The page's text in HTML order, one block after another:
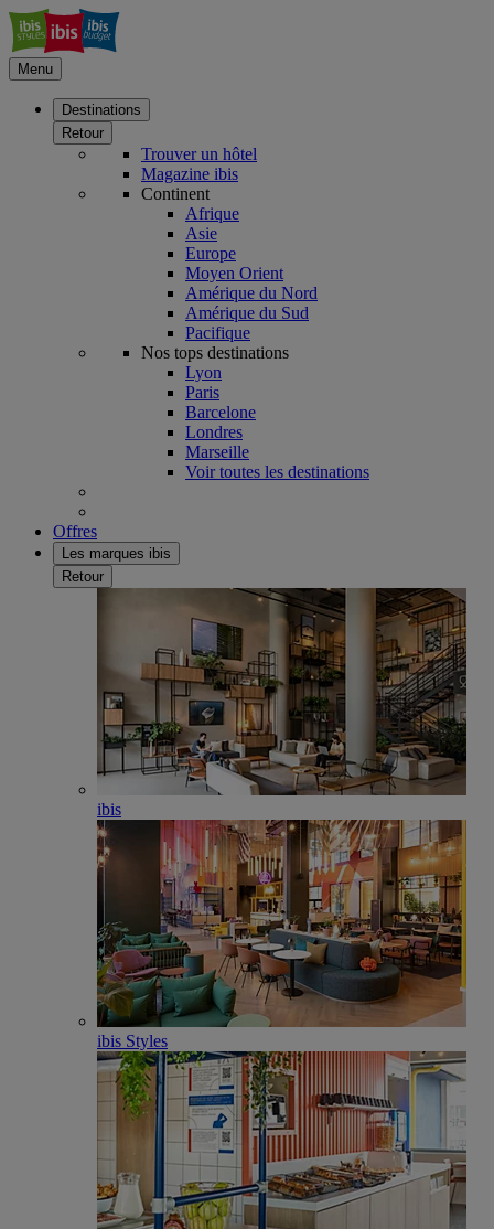
Menu
Destinations
Retour
Trouver un hôtel
Magazine ibis
Continent
Afrique
Asie
Europe
Moyen Orient
Amérique du Nord
Amérique du Sud
Pacifique
Nos tops destinations
Lyon
Paris
Barcelone
Londres
Marseille
Voir toutes les destinations
Offres
Les marques ibis
Retour
ibis
ibis Styles